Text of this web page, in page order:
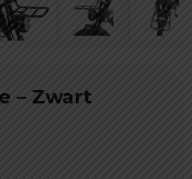
– Zwart